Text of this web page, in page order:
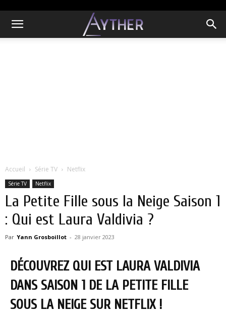
Accueil Série TV Netflix
Série TV Netflix
La Petite Fille sous la Neige Saison 1
: Qui est Laura Valdivia ?
Par Yann Grosboillot - 28 janvier 2023
DÉCOUVREZ QUI EST LAURA VALDIVIA
DANS SAISON 1 DE LA PETITE FILLE
SOUS LA NEIGE SUR NETFLIX !